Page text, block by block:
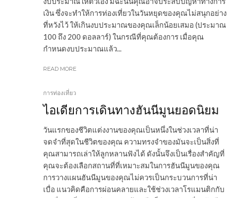
เงิน ซึ่งจะทำให้การท่องเที่ยวในวันหยุดของคุณไม่สนุกอย่าง
ที่หวังไว้ ให้เกินงบประมาณของคุณเล็กน้อยเสมอ (ประมาณ
100 ถึง 200 ดอลลาร์) ในกรณีที่คุณต้องการ เมื่อคุณ
กำหนดงบประมาณแล้ว...
READ MORE
การท่องเที่ยว
ไอเดียการเดินทางฮันนีมูนยอดนิยม
วันแรกของชีวิตแต่งงานของคุณเป็นหนึ่งในช่วงเวลาที่น่า
จดจำที่สุดในชีวิตของคุณ ความทรงจำของมันจะเป็นสิ่งที่
คุณสามารถเล่าให้ลูกหลานฟังได้ ดังนั้นจึงเป็นเรื่องสำคัญที่
คุณจะต้องเลือกสถานที่ที่เหมาะสมในการฮันนีมูนของคุณ
การวางแผนฮันนีมูนของคุณไม่ควรเป็นกระบวนการที่น่า
เบื่อ แนวคิดคือการผ่อนคลายและใช้ช่วงเวลาโรแมนติกกับ